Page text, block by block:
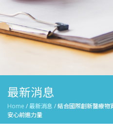
最新消息
Home /最新消息 /結合國際創新醫療物
安心前進力量